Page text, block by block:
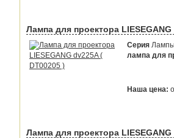
Лампа для проектора
Серия
лампа для
Наша цена:
Лампа для проектора